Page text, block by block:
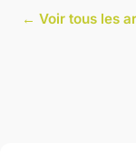
← Voir tous les